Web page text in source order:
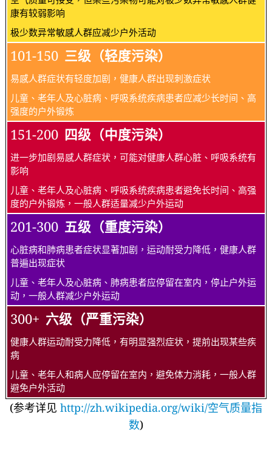
康有较弱影响
极少数异常敏感人群应减少户外活动
101-150 三级（轻度污染）
易感人群症状有轻度加剧，健康人群出现刺激症状
儿童、老年人及心脏病、呼吸系统疾病患者应减少长时间、高
强度的户外锻炼
151-200 四级（中度污染）
进一步加剧易感人群症状，可能对健康人群心脏、呼吸系统有
影响
儿童、老年人及心脏病、呼吸系统疾病患者避免长时间、高强
度的户外锻炼，一般人群适量减少户外运动
201-300 五级（重度污染）
心脏病和肺病患者症状显著加剧，运动耐受力降低，健康人群
普遍出现症状
儿童、老年人及心脏病、肺病患者应停留在室内，停止户外运
动，一般人群减少户外运动
300+ 六级（严重污染）
健康人群运动耐受力降低，有明显强烈症状，提前出现某些疾
病
儿童、老年人和病人应停留在室内，避免体力消耗，一般人群
避免户外活动
(参考详见 http://zh.wikipedia.org/wiki/空气质量指
数)